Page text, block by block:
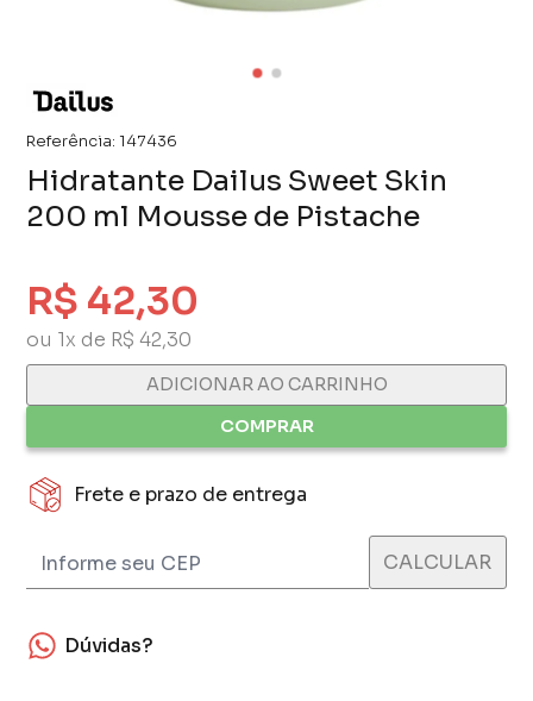
Referência: 147436
Hidratante Dailus Sweet Skin
200 ml Mousse de Pistache
R$ 42,30
ou 1x de R$ 42,30
ADICIONAR AO CARRINHO
COMPRAR
Frete e prazo de entrega
Dúvidas?